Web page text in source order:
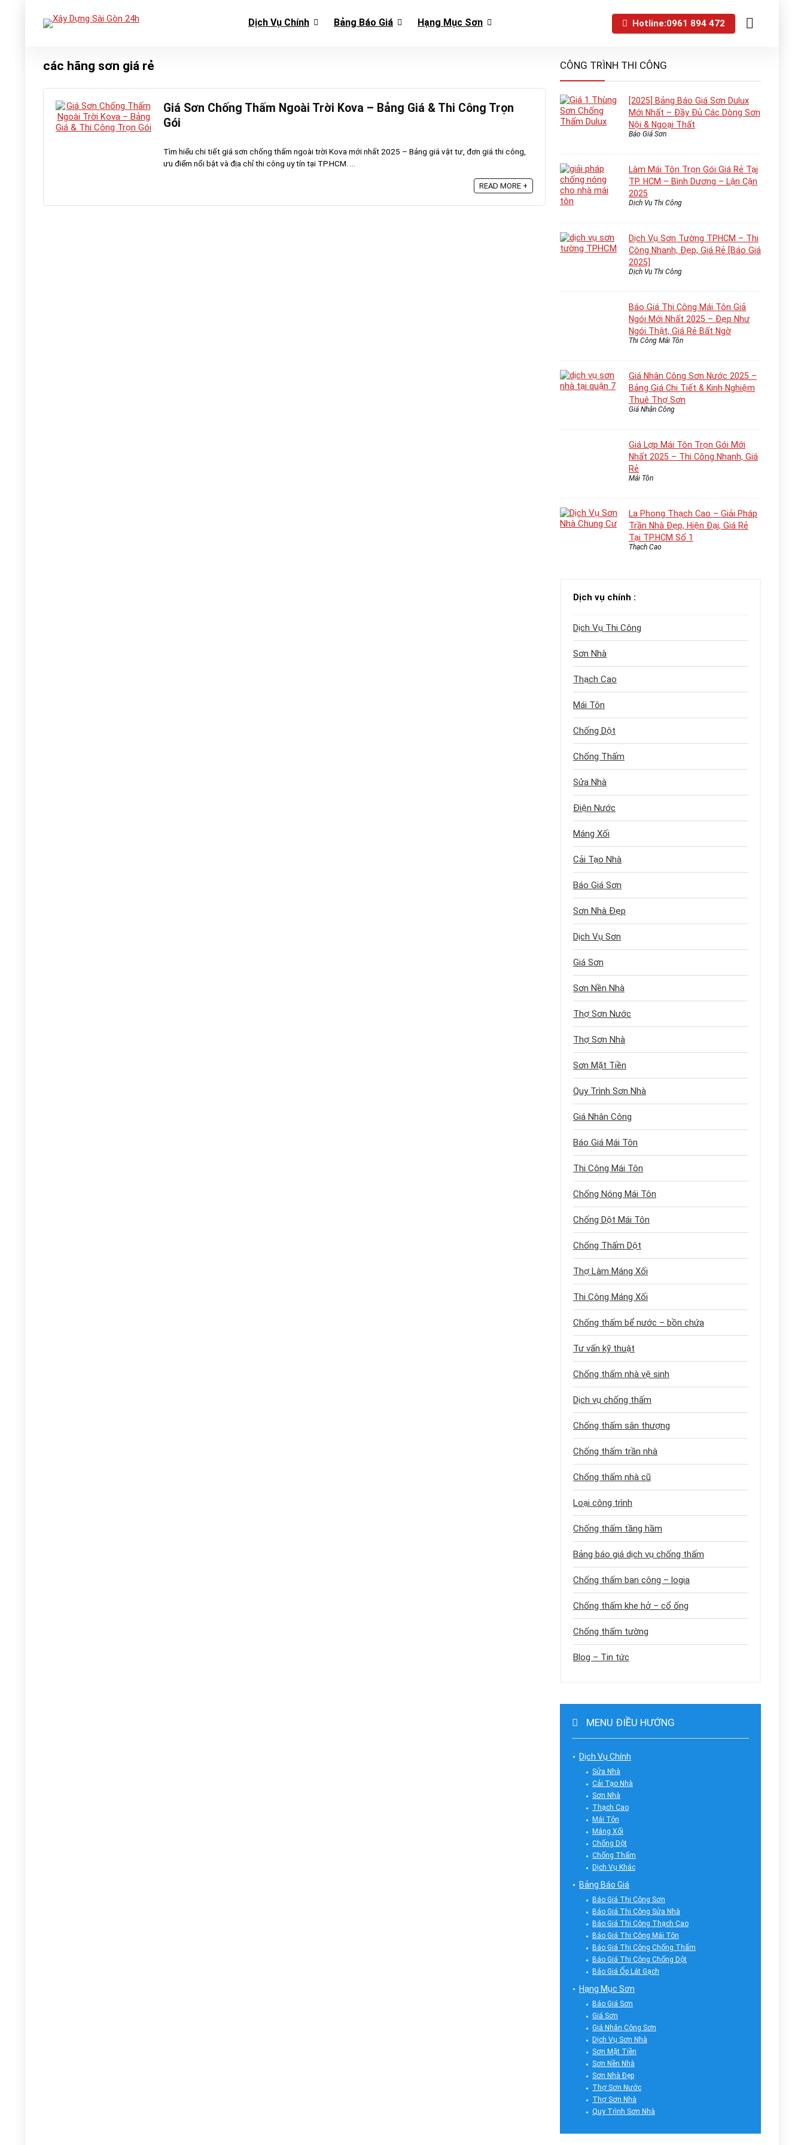
Dịch Vụ Chính Bảng Báo Giá Hạng Mục Sơn Hotline:0961 894 472
các hãng sơn giá rẻ
Giá Sơn Chống Thấm Ngoài Trời Kova – Bảng Giá & Thi Công Trọn
Gói
Tìm hiểu chi tiết giá sơn chống thấm ngoài trời Kova mới nhất 2025 – Bảng giá vật tư, đơn giá thi công,
ưu điểm nổi bật và địa chỉ thi công uy tín tại TP.HCM. ...
READ MORE +
CÔNG TRÌNH THI CÔNG
[2025] Bảng Báo Giá Sơn Dulux
Mới Nhất – Đầy Đủ Các Dòng Sơn
Nội & Ngoại Thất
Báo Giá Sơn
Làm Mái Tôn Trọn Gói Giá Rẻ Tại
TP. HCM – Bình Dương – Lận Cận
2025
Dịch Vụ Thi Công
Dịch Vụ Sơn Tường TPHCM – Thi
Công Nhanh, Đẹp, Giá Rẻ [Báo Giá
2025]
Dịch Vụ Thi Công
Báo Giá Thi Công Mái Tôn Giả
Ngói Mới Nhất 2025 – Đẹp Như
Ngói Thật, Giá Rẻ Bất Ngờ
Thi Công Mái Tôn
Giá Nhân Công Sơn Nước 2025 –
Bảng Giá Chi Tiết & Kinh Nghiệm
Thuê Thợ Sơn
Giá Nhân Công
Giá Lợp Mái Tôn Trọn Gói Mới
Nhất 2025 – Thi Công Nhanh, Giá
Rẻ
Mái Tôn
La Phong Thạch Cao – Giải Pháp
Trần Nhà Đẹp, Hiện Đại, Giá Rẻ
Tại TP.HCM Số 1
Thạch Cao
Dịch vụ chính :
Dịch Vụ Thi Công
Sơn Nhà
Thạch Cao
Mái Tôn
Chống Dột
Chống Thấm
Sửa Nhà
Điện Nước
Máng Xối
Cải Tạo Nhà
Báo Giá Sơn
Sơn Nhà Đẹp
Dịch Vụ Sơn
Giá Sơn
Sơn Nền Nhà
Thợ Sơn Nước
Thợ Sơn Nhà
Sơn Mặt Tiền
Quy Trình Sơn Nhà
Giá Nhân Công
Báo Giá Mái Tôn
Thi Công Mái Tôn
Chống Nóng Mái Tôn
Chống Dột Mái Tôn
Chống Thấm Dột
Thợ Làm Máng Xối
Thi Công Máng Xối
Chống thấm bể nước – bồn chứa
Tư vấn kỹ thuật
Chống thấm nhà vệ sinh
Dịch vụ chống thấm
Chống thấm sân thượng
Chống thấm trần nhà
Chống thấm nhà cũ
Loại công trình
Chống thấm tầng hầm
Bảng báo giá dịch vụ chống thấm
Chống thấm ban công – logia
Chống thấm khe hở – cổ ống
Chống thấm tường
Blog – Tin tức
MENU ĐIỀU HƯỚNG
Dịch Vụ Chính
Sửa Nhà
Cải Tạo Nhà
Sơn Nhà
Thạch Cao
Mái Tôn
Máng Xối
Chống Dột
Chống Thấm
Dịch Vụ Khác
Bảng Báo Giá
Báo Giá Thi Công Sơn
Báo Giá Thi Công Sửa Nhà
Báo Giá Thi Công Thạch Cao
Báo Giá Thi Công Mái Tôn
Báo Giá Thi Công Chống Thấm
Báo Giá Thi Công Chống Dột
Báo Giá Ốp Lát Gạch
Hạng Mục Sơn
Báo Giá Sơn
Giá Sơn
Giá Nhân Công Sơn
Dịch Vụ Sơn Nhà
Sơn Mặt Tiền
Sơn Nền Nhà
Sơn Nhà Đẹp
Thợ Sơn Nước
Thợ Sơn Nhà
Quy Trình Sơn Nhà